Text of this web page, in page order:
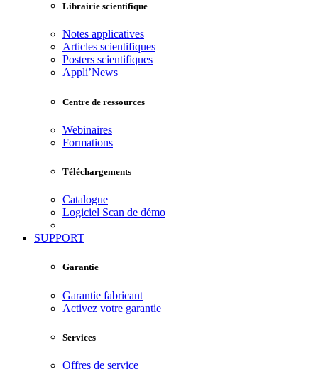
Librairie scientifique
Notes applicatives
Articles scientifiques
Posters scientifiques
Appli’News
Centre de ressources
Webinaires
Formations
Téléchargements
Catalogue
Logiciel Scan de démo
SUPPORT
Garantie
Garantie fabricant
Activez votre garantie
Services
Offres de service